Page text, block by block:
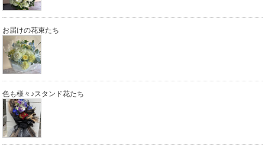
お届けの花束たち
色も様々♪スタンド花たち